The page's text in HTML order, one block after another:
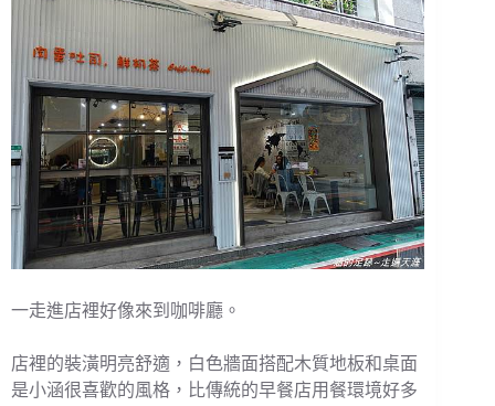
一走進店裡好像來到咖啡廳。
店裡的裝潢明亮舒適，白色牆面搭配木質地板和桌面
是小涵很喜歡的風格，比傳統的早餐店用餐環境好多